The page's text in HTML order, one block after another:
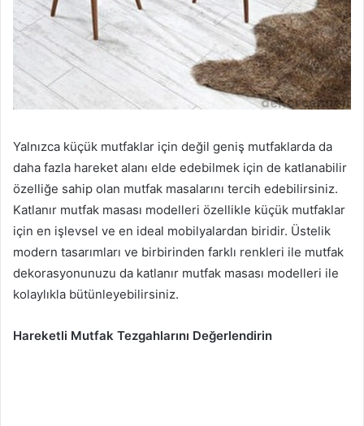
Yalnızca küçük mutfaklar için değil geniş mutfaklarda da
daha fazla hareket alanı elde edebilmek için de katlanabilir
özelliğe sahip olan mutfak masalarını tercih edebilirsiniz.
Katlanır mutfak masası modelleri özellikle küçük mutfaklar
için en işlevsel ve en ideal mobilyalardan biridir. Üstelik
modern tasarımları ve birbirinden farklı renkleri ile mutfak
dekorasyonunuzu da katlanır mutfak masası modelleri ile
kolaylıkla bütünleyebilirsiniz.
Hareketli Mutfak Tezgahlarını Değerlendirin